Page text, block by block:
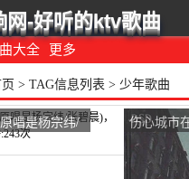
大全 更多
网-好听的ktv歌曲
> TAG信息列表 > 少年歌曲
唱是杨宗纬/
玦演唱点
伤心城市
漠)，梦
次